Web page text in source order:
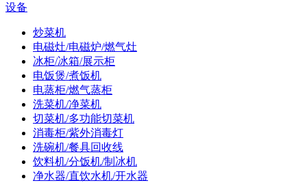
设备
炒菜机
电磁灶/电磁炉/燃气灶
冰柜/冰箱/展示柜
电饭煲/煮饭机
电蒸柜/燃气蒸柜
洗菜机/净菜机
切菜机/多功能切菜机
消毒柜/紫外消毒灯
洗碗机/餐具回收线
饮料机/分饭机/制冰机
净水器/直饮水机/开水器